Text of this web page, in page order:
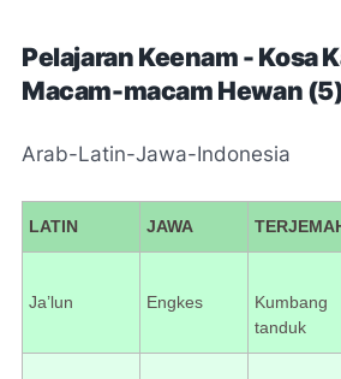
Pelajaran Keenam - Kosa
Macam-macam Hewan
Arab-Latin-Jawa-Indonesia
LATIN JAWA
Ja’lun Engkes
Kumbang
tanduk